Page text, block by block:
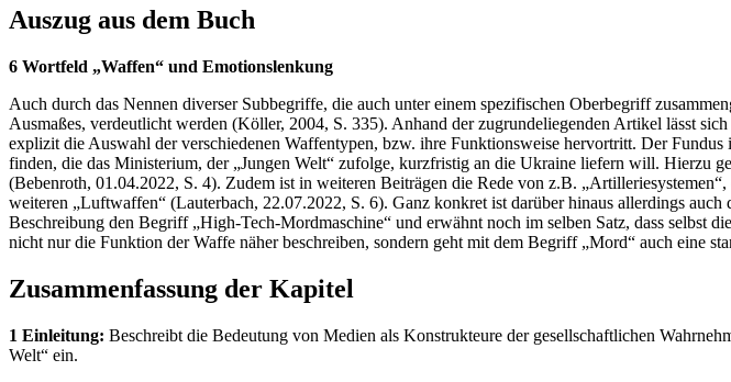
Auszug aus dem Buch
6 Wortfeld „Waffen“ und Emotionslenkung
Auch durch das Nennen diverser Subbegriffe, die auch unter einem spezifischen Oberbegriff
Ausmaßes, verdeutlicht werden (Köller, 2004, S. 335). Anhand der zugrundeliegenden Artikel lässt
explizit die Auswahl der verschiedenen Waffentypen, bzw. ihre Funktionsweise hervortritt. Der
finden, die das Ministerium, der „Jungen Welt“ zufolge, kurzfristig an die Ukraine liefern will. Hierzu
(Bebenroth, 01.04.2022, S. 4). Zudem ist in weiteren Beiträgen die Rede von z.B.
weiteren „Luftwaffen“ (Lauterbach, 22.07.2022, S. 6). Ganz konkret ist darüber hinaus allerdings
Beschreibung den Begriff „High-Tech-Mordmaschine“ und erwähnt noch im selben Satz, dass selbst
nicht nur die Funktion der Waffe näher beschreiben, sondern geht mit dem Begriff „Mord“ auch eine
Zusammenfassung der Kapitel
1 Einleitung: Beschreibt die Bedeutung von Medien als Konstrukteure der gesellschaftlichen
Welt“ ein.